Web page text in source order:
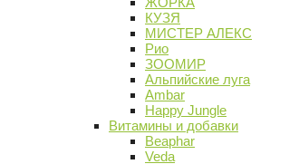
КУЗЯ
МИСТЕР АЛЕКС
Рио
ЗООМИР
Альпийские луга
Ambar
Happy Jungle
Витамины и добавки
Beaphar
Veda